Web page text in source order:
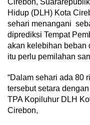
Cirebon,
Hidup (DLH) Kota
sehari menangani
diprediksi Tempat
akan kelebihan beban
itu perlu pemilahan
“Dalam sehari ada 80
tersebut setara
TPA Kopiluhur DLH
Cirebon,